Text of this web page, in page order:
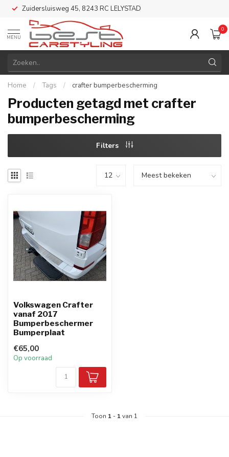
Zuidersluisweg 45, 8243 RC LELYSTAD
MENU
0
Home / Tags / crafter bumperbescherming
Producten getagd met crafter
bumperbescherming
Filters
Volkswagen Crafter
vanaf 2017
Bumperbeschermer
Bumperplaat
€65,00
Op voorraad
Toon 1 - 1van 1